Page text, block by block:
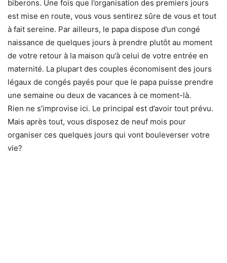
biberons. Une fois que l’organisation des premiers jours
est mise en route, vous vous sentirez sûre de vous et tout
à fait sereine. Par ailleurs, le papa dispose d’un congé
naissance de quelques jours à prendre plutôt au moment
de votre retour à la maison qu’à celui de votre entrée en
maternité. La plupart des couples économisent des jours
légaux de congés payés pour que le papa puisse prendre
une semaine ou deux de vacances à ce moment-là.
Rien ne s’improvise ici. Le principal est d’avoir tout prévu.
Mais après tout, vous disposez de neuf mois pour
organiser ces quelques jours qui vont bouleverser votre
vie?